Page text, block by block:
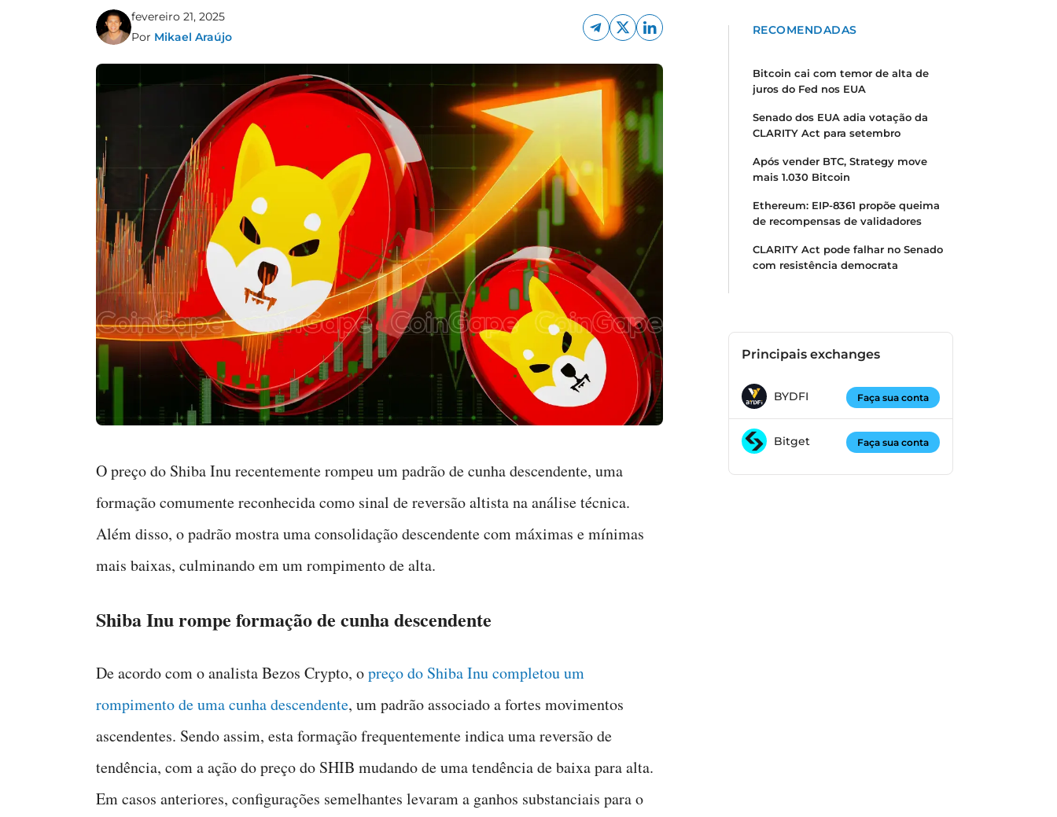
fevereiro 21, 2025
Por Mikael Araújo
O preço do Shiba Inu recentemente rompeu um padrão de cunha descendente, uma
formação comumente reconhecida como sinal de reversão altista na análise técnica.
Além disso, o padrão mostra uma consolidação descendente com máximas e mínimas
mais baixas, culminando em um rompimento de alta.
Shiba Inu rompe formação de cunha descendente
De acordo com o analista Bezos Crypto, opreço do Shiba Inu completou um
rompimento de uma cunha descendente, um padrão associado a fortes movimentos
ascendentes. Sendo assim, esta formação frequentemente indica uma reversão de
tendência, com a ação do preço do SHIB mudando de uma tendência de baixa para alta.
Em casos anteriores, configurações semelhantes levaram a ganhos substanciais para o
RECOMENDADAS
Bitcoin cai com temor de alta de
juros do Fed nos EUA
Senado dos EUA adia votação da
CLARITY Act para setembro
Após vender BTC, Strategy move
mais 1.030 Bitcoin
Ethereum: EIP-8361 propõe queima
de recompensas de validadores
CLARITY Act pode falhar no Senado
com resistência democrata
Principais exchanges
BYDFI Faça sua conta
Bitget Faça sua conta